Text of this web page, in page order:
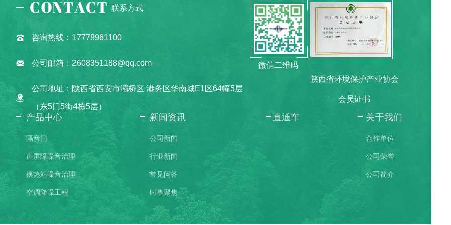
联系方式
咨询热线：17778961100
公司邮箱：2608351188@qq.com
公司地址：陕西省西安市灞桥区 港务区华南城E1区64幢5层
（东5门5街4栋5层）
微信二维码
陕西省环境保护产业协会
会员证书
产品中心
隔音门
声屏障噪音治理
换热站噪音治理
空调降噪工程
新闻资讯
公司新闻
行业新闻
常见问答
时事聚焦
直通车 关于我们
合作单位
公司荣誉
公司简介